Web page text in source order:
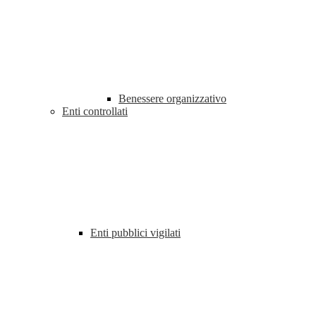
Benessere organizzativo
Enti controllati
Enti pubblici vigilati